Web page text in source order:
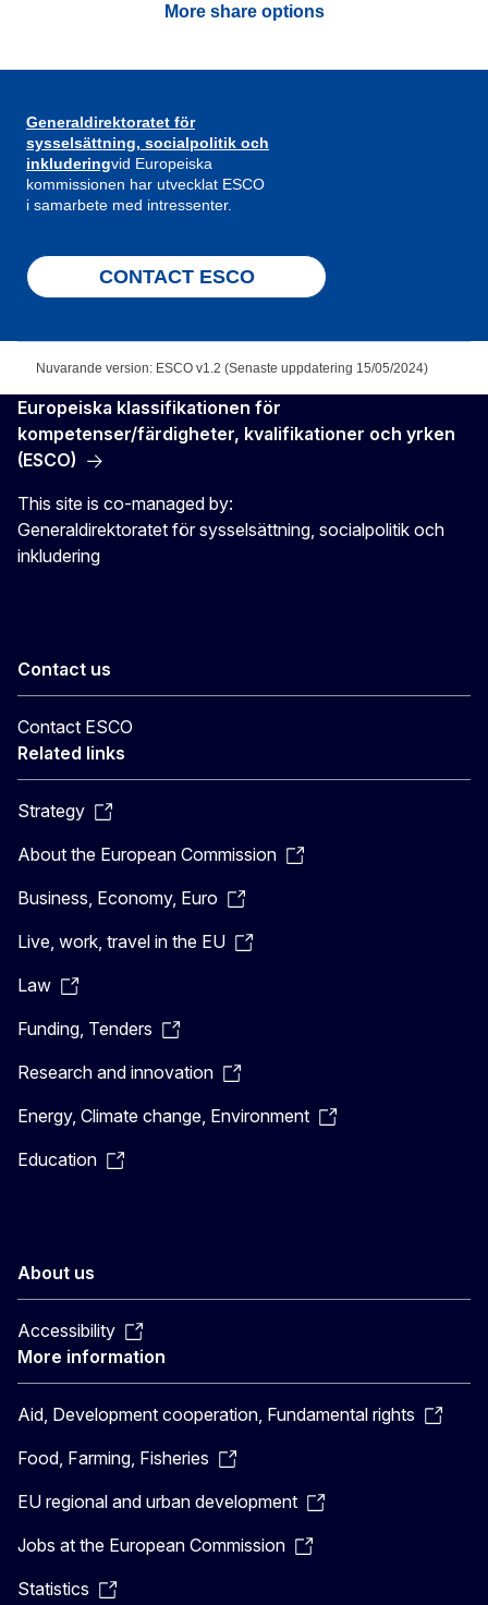
More share options
Generaldirektoratet för
sysselsättning, socialpolitik och
inkluderingvid Europeiska
kommissionen har utvecklat ESCO
i samarbete med intressenter.
CONTACT ESCO
Nuvarande version: ESCO v1.2 (Senaste uppdatering 15/05/2024)
Europeiska klassifikationen för
kompetenser/färdigheter, kvalifikationer och yrken
(ESCO)
This site is co-managed by:
Generaldirektoratet för sysselsättning, socialpolitik och
inkludering
Contact us
Contact ESCO
Related links
Strategy
About the European Commission
Business, Economy, Euro
Live, work, travel in the EU
Law
Funding, Tenders
Research and innovation
Energy, Climate change, Environment
Education
About us
Accessibility
More information
Aid, Development cooperation, Fundamental rights
Food, Farming, Fisheries
EU regional and urban development
Jobs at the European Commission
Statistics